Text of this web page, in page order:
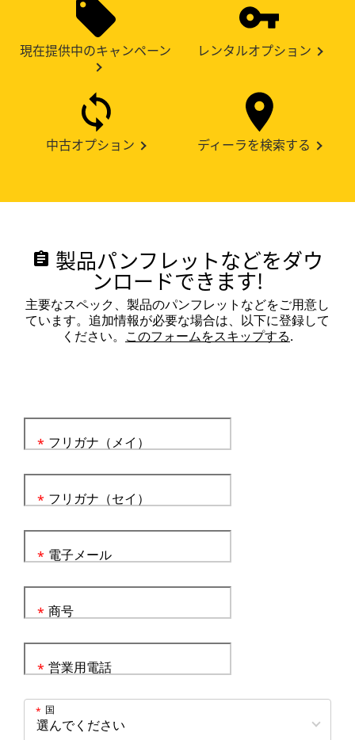
現在提供中のキャンペーン レンタルオプション
中古オプション ディーラを検索する
assignment 製品パンフレットなどをダウ
ンロードできます!
主要なスペック、製品のパンフレットなどをご用意し
ています。追加情報が必要な場合は、以下に登録して
ください。 このフォームをスキップする.
フリガナ（メイ）
*
フリガナ（セイ）
*
電子メール
*
商号
*
営業用電話
*
国
*